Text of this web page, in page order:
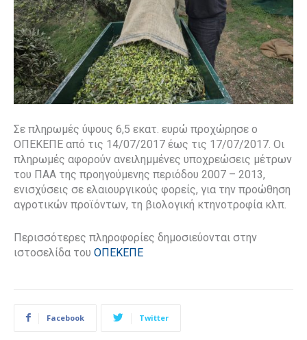
Σε πληρωμές ύψους 6,5 εκατ. ευρώ προχώρησε ο
ΟΠΕΚΕΠΕ από τις 14/07/2017 έως τις 17/07/2017. Οι
πληρωμές αφορούν ανειλημμένες υποχρεώσεις μέτρων
του ΠΑΑ της προηγούμενης περιόδου 2007 – 2013,
ενισχύσεις σε ελαιουργικούς φορείς, για την προώθηση
αγροτικών προϊόντων, τη βιολογική κτηνοτροφία κλπ.
Περισσότερες πληροφορίες δημοσιεύονται στην
ιστοσελίδα του ΟΠΕΚΕΠΕ
Facebook Twitter